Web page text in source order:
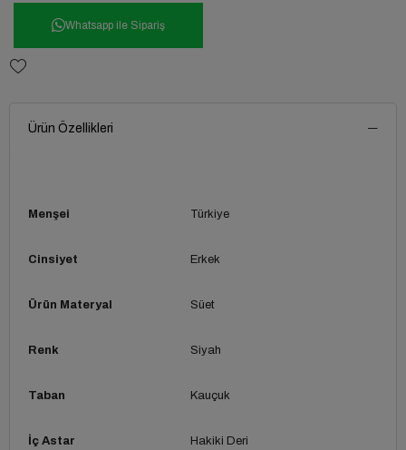
Whatsapp ile Sipariş
Ürün Özellikleri
Menşei Türkiye
Cinsiyet Erkek
Ürün Materyal Süet
Renk Siyah
Taban Kauçuk
İç Astar Hakiki Deri